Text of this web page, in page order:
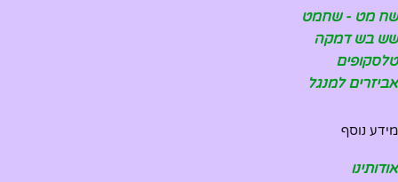
שח מט - שחמט
שש בש דמקה
טלסקופים
אביזרים למנגל
מידע נוסף
אודותינו